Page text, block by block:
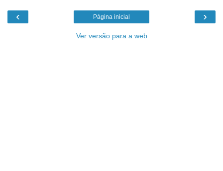
‹ ›
Página inicial
Ver versão para a web